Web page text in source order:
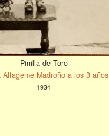
-Pinilla de Toro-
Alfageme Madroño a los 3 años
1934